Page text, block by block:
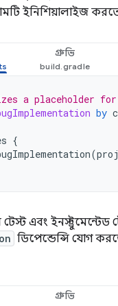
ইনিশিয়ালাইজ
গ্রুভি
a placeholder for
by
{
(
এবং ইনস্ট্রুমেন্টেড
ডিপেন্ডেন্সি যোগ
গ্রুভি